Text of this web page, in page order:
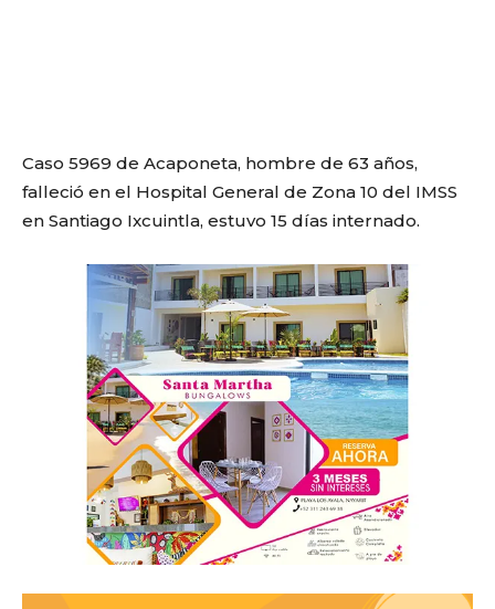
Caso 5969 de Acaponeta, hombre de 63 años,
falleció en el Hospital General de Zona 10 del IMSS
en Santiago Ixcuintla, estuvo 15 días internado.